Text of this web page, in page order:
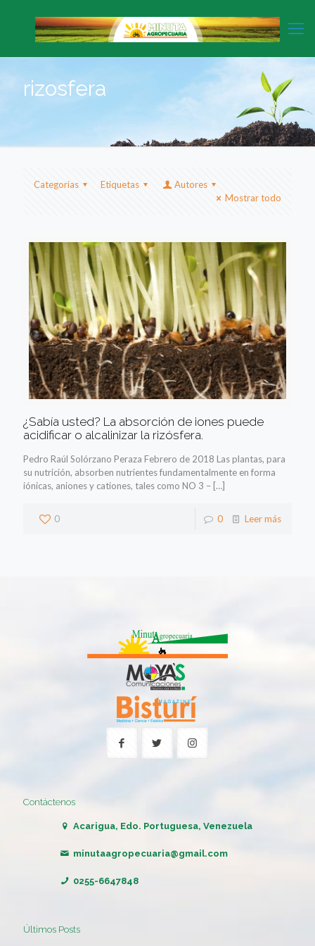
rizosfera
Categorias Etiquetas
Autores
Mostrar todo
¿Sabía usted? La absorción de iones puede
acidificar o alcalinizar la rizósfera.
Pedro Raúl Solórzano Peraza Febrero de 2018 Las plantas, para
su nutrición, absorben nutrientes fundamentalmente en forma
iónicas, aniones y cationes, tales como NO 3 – […]
0 0 Leer más
Contáctenos
Acarigua, Edo. Portuguesa, Venezuela
minutaagropecuaria@gmail.com
0255-6647848
Últimos Posts